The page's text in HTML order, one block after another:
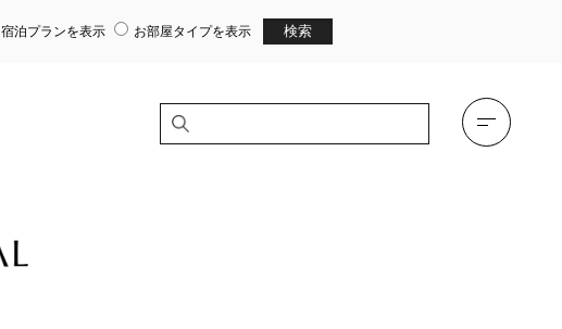
宿泊プランを表示 お部屋タイプを表示